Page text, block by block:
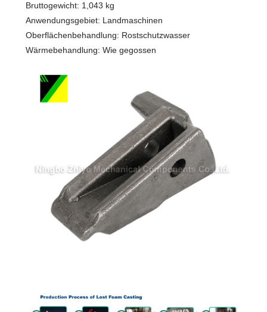
Bruttogewicht: 1,043 kg
Anwendungsgebiet: Landmaschinen
Oberflächenbehandlung: Rostschutzwasser
Wärmebehandlung: Wie gegossen